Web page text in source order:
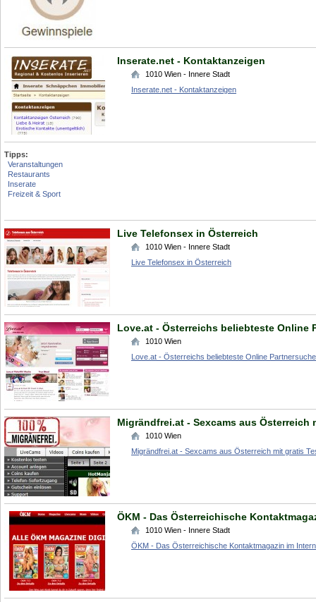
Inserate.net - Kontaktanzeigen
1010 Wien - Innere Stadt
Inserate.net - Kontaktanzeigen
Tipps:
Veranstaltungen
Restaurants
Inserate
Freizeit & Sport
Live Telefonsex in Österreich
1010 Wien - Innere Stadt
Live Telefonsex in Österreich
Love.at - Österreichs beliebteste Online
1010 Wien
Love.at - Österreichs beliebteste Online Partnersuche
Migrändfrei.at - Sexcams aus Österreich
1010 Wien
Migrändfrei.at - Sexcams aus Österreich mit gratis
ÖKM - Das Österreichische
1010 Wien - Innere Stadt
ÖKM - Das Österreichische Kontaktmagazin im